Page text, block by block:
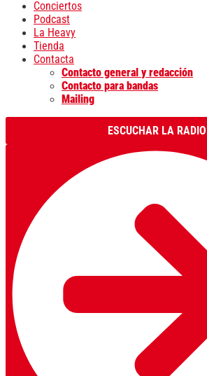
Conciertos
Podcast
La Heavy
Tienda
Contacta
Contacto general y redacción
Contacto para bandas
Mailing
ESCUCHAR LA RADIO